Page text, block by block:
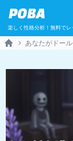
POBA
楽しく性格分析！無料でレ
あなたがドー